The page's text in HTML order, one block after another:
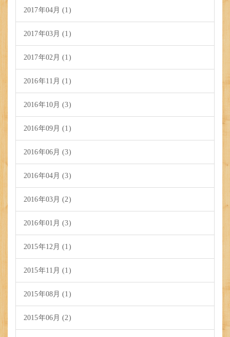
2017年04月 (1)
2017年03月 (1)
2017年02月 (1)
2016年11月 (1)
2016年10月 (3)
2016年09月 (1)
2016年06月 (3)
2016年04月 (3)
2016年03月 (2)
2016年01月 (3)
2015年12月 (1)
2015年11月 (1)
2015年08月 (1)
2015年06月 (2)